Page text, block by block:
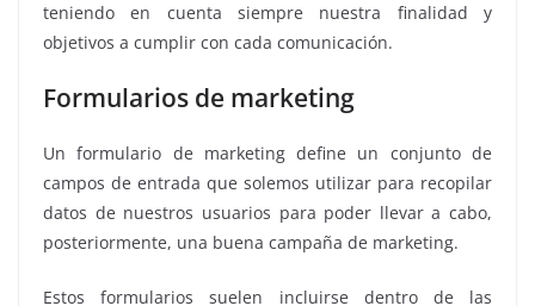
teniendo en cuenta siempre nuestra finalidad y
objetivos a cumplir con cada comunicación.
Formularios de marketing
Un formulario de marketing define un conjunto de
campos de entrada que solemos utilizar para recopilar
datos de nuestros usuarios para poder llevar a cabo,
posteriormente, una buena campaña de marketing.
Estos formularios suelen incluirse dentro de las